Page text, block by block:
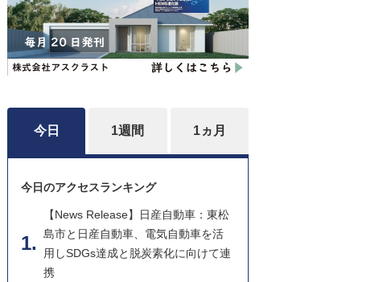
今日 1週間 1ヵ月
今日のアクセスランキング
【News Release】日産自動車：東松
島市と日産自動車、電気自動車を活
用しSDGs達成と脱炭素化に向けて連
携